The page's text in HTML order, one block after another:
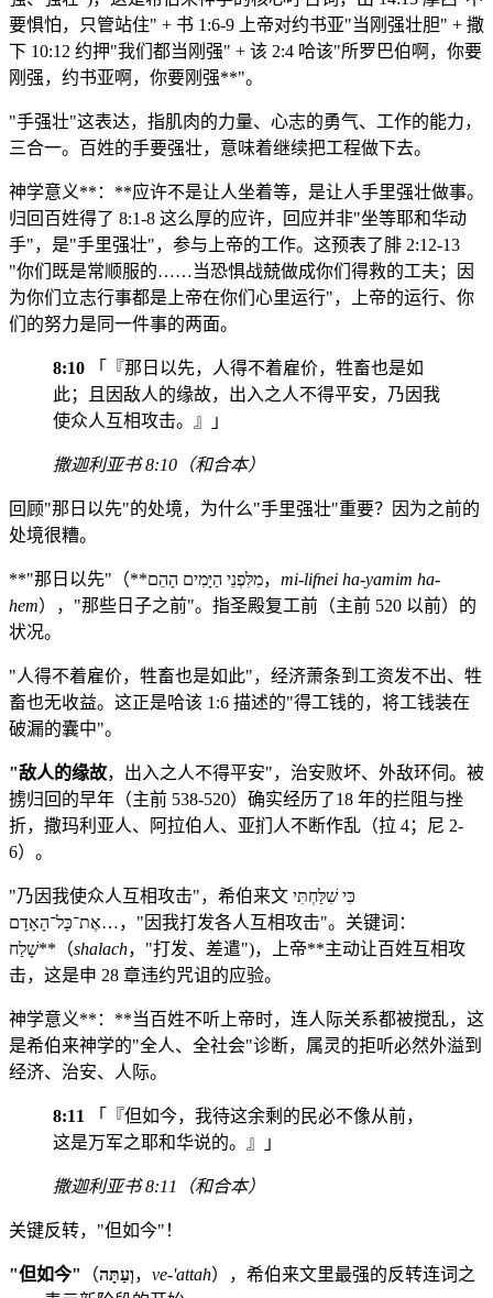
要惧怕，只管站住" + 书 1:6-9 上帝对约书亚"当刚强壮胆" + 撒
下 10:12 约押"我们都当刚强" + 该 2:4 哈该"所罗巴伯啊，你要
刚强，约书亚啊，你要刚强**"。
"手强壮"这表达，指肌肉的力量、心志的勇气、工作的能力，
三合一。百姓的手要强壮，意味着继续把工程做下去。
神学意义**：**应许不是让人坐着等，是让人手里强壮做事。
归回百姓得了 8:1-8 这么厚的应许，回应并非"坐等耶和华动
手"，是"手里强壮"，参与上帝的工作。这预表了腓 2:12-13
"你们既是常顺服的……当恐惧战兢做成你们得救的工夫；因
为你们立志行事都是上帝在你们心里运行"，上帝的运行、你
们的努力是同一件事的两面。
8:10 「『那日以先，人得不着雇价，牲畜也是如
此；且因敌人的缘故，出入之人不得平安，乃因我
使众人互相攻击。』」
撒迦利亚书 8:10（和合本）
回顾"那日以先"的处境，为什么"手里强壮"重要？因为之前的
处境很糟。
**"那日以先"（**מִלִּפְנֵי הַיָּמִים הָהֵם， mi-lifnei ha-yamim ha-
hem），"那些日子之前"。指圣殿复工前（主前 520 以前）的
状况。
"人得不着雇价，牲畜也是如此"，经济萧条到工资发不出、牲
畜也无收益。这正是哈该 1:6 描述的"得工钱的，将工钱装在
破漏的囊中"。
"敌人的缘故，出入之人不得平安"，治安败坏、外敌环伺。被
掳归回的早年（主前 538-520）确实经历了18 年的拦阻与挫
折，撒玛利亚人、阿拉伯人、亚扪人不断作乱（拉 4；尼 2-
6）。
"乃因我使众人互相攻击"，希伯来文 כִּי שִׁלַּחְתִּי
אֶת־כָּל־הָאָדָם…，"因我打发各人互相攻击"。关键词：
שָׁלַח**（shalach，"打发、差遣")，上帝**主动让百姓互相攻
击，这是申 28 章违约咒诅的应验。
神学意义**：**当百姓不听上帝时，连人际关系都被搅乱，这
是希伯来神学的"全人、全社会"诊断，属灵的拒听必然外溢到
经济、治安、人际。
8:11
「『但如今，我待这余剩的民必不像从前，
这是万军之耶和华说的。』」
撒迦利亚书 8:11（和合本）
关键反转，"但如今"！
"但如今" （וְעַתָּה， ve-'attah），希伯来文里最强的反转连词之